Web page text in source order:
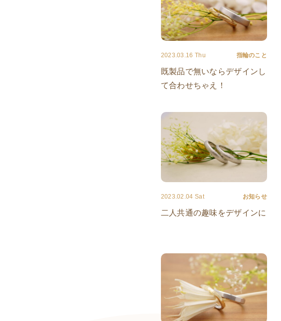
2023.03.16 Thu 指輪のこと
既製品で無いならデザインし
て合わせちゃえ！
2023.02.04 Sat お知らせ
二人共通の趣味をデザインに